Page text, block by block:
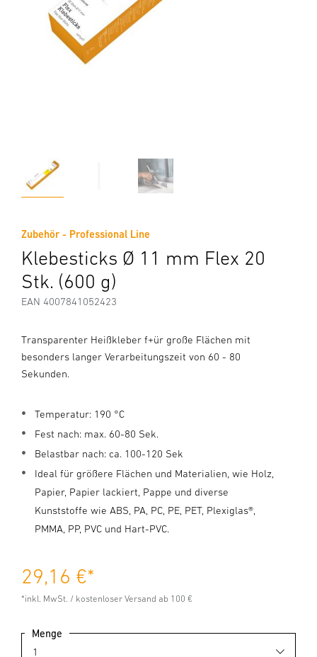
Zubehör - Professional Line
Klebesticks Ø 11 mm Flex 20
Stk. (600 g)
EAN 4007841052423
Transparenter Heißkleber f+ür große Flächen mit
besonders langer Verarbeitungszeit von 60 - 80
Sekunden.
Temperatur: 190 °C
Fest nach: max. 60-80 Sek.
Belastbar nach: ca. 100-120 Sek
Ideal für größere Flächen und Materialien, wie Holz,
Papier, Papier lackiert, Pappe und diverse
Kunststoffe wie ABS, PA, PC, PE, PET, Plexiglas®,
PMMA, PP, PVC und Hart-PVC.
29,16 €*
*inkl. MwSt. / kostenloser Versand ab 100 €
Menge